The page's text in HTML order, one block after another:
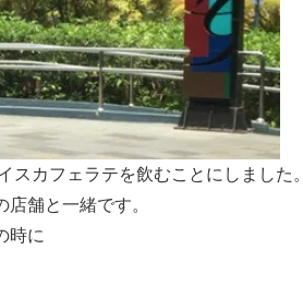
カフェラテを飲むことにしました。
舗と一緒です。
時に